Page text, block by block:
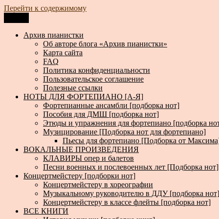
Перейти к содержимому
Архив пианистки
Всё для пианистов: ноты, книги, музыка, статьи…
Архив пианистки
Об авторе блога «Архив пианистки»
Карта сайта
FAQ
Политика конфиденциальности
Пользовательское соглашение
Полезные ссылки
НОТЫ ДЛЯ ФОРТЕПИАНО [А-Я]
Фортепианные ансамбли [подборка нот]
Пособия для ДМШ [подборка нот]
Этюды и упражнения для фортепиано [подборка
Музицирование [Подборка нот для фортепиано]
Пьесы для фортепиано [Подборка от
ВОКАЛЬНЫЕ ПРОИЗВЕДЕНИЯ
КЛАВИРЫ опер и балетов
Песни военных и послевоенных лет [Подборка нот]
Концертмейстеру [подборки нот]
Концертмейстеру в хореографии
Музыкальному руководителю в ДДУ [подборка нот]
Концертмейстеру в классе флейты [подборка нот]
ВСЕ КНИГИ